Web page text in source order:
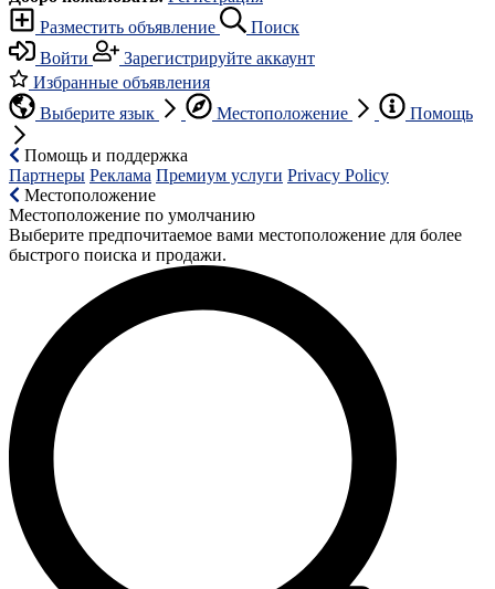
Разместить объявление
Поиск
Войти
Зарегистрируйте аккаунт
Избранные объявления
Выберите язык
Местоположение Помощь
Помощь и поддержка
Партнеры Реклама Премиум услуги Privacy Policy
Местоположение
Местоположение по умолчанию
Выберите предпочитаемое вами местоположение для более
быстрого поиска и продажи.